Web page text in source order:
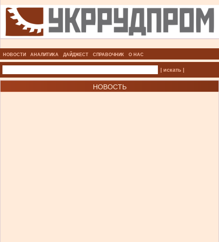
НОВОСТИ АНАЛИТИКА ДАЙДЖЕСТ СПРАВОЧНИК О НАС
| искать |
НОВОСТЬ